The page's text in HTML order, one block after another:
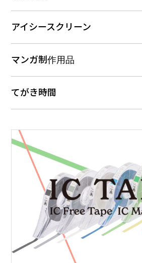
アイシースクリーン
マンガ制作用品
てがき時間